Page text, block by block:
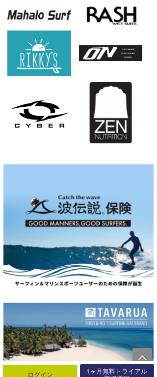
ログイン 1ヶ月無料トライアル